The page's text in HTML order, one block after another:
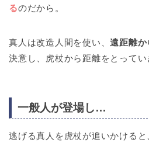
るのだから。
真人は改造人間を使い、遠距離か
決意し、虎杖から距離をとってい
一般人が登場し…
逃げる真人を虎杖が追いかけると